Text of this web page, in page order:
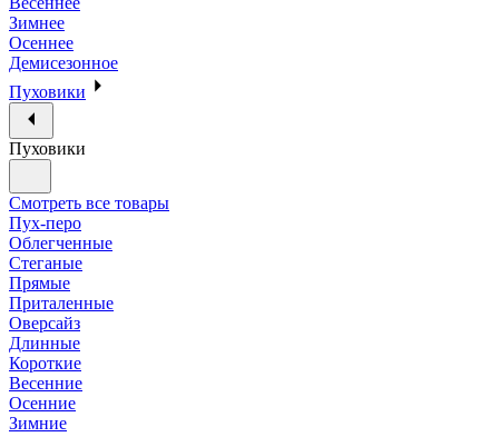
Зимнее
Осеннее
Демисезонное
Пуховики
Пуховики
Смотреть все товары
Пух-перо
Облегченные
Стеганые
Прямые
Приталенные
Оверсайз
Длинные
Короткие
Весенние
Осенние
Зимние